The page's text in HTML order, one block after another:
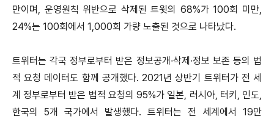
만이며, 운영원칙 위반으로 삭제된 트윗의 68%가 100회 미만,
24%는 100회에서 1,000회 가량 노출된 것으로 나타났다.
트위터는 각국 정부로부터 받은 정보공개∙삭제∙정보 보존 등의 법
적 요청 데이터도 함께 공개했다. 2021년 상반기 트위터가 전 세
계 정부로부터 받은 법적 요청의 95%가 일본, 러시아, 터키, 인도,
한국의 5개 국가에서 발생했다. 트위터는 전 세계에서 19만